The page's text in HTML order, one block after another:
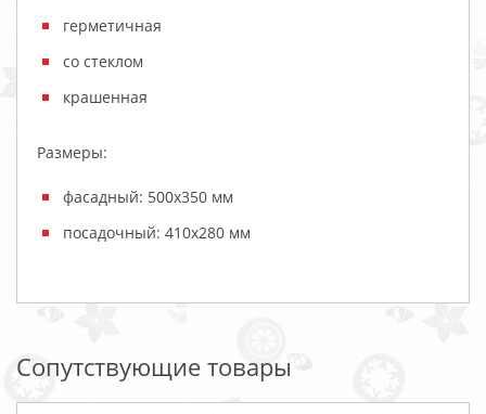
герметичная
со стеклом
крашенная
Размеры:
фасадный: 500х350 мм
посадочный: 410х280 мм
Сопутствующие товары